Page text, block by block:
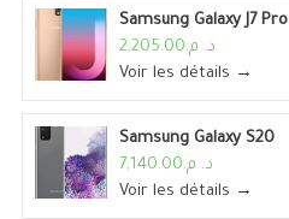
Samsung Galaxy J7 Pro
د. م.2,205.00
Voir les détails →
Samsung Galaxy S20
د. م.7,140.00
Voir les détails →